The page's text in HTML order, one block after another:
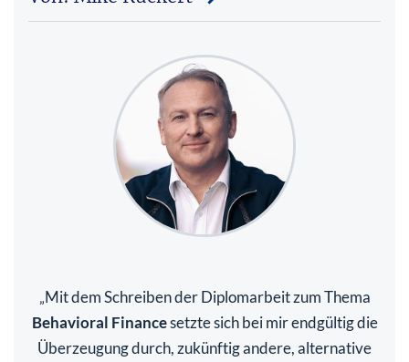
„Mit dem Schreiben der Diplomarbeit zum Thema
Behavioral Financesetzte sich bei mir endgültig die
Überzeugung durch, zukünftig andere, alternative